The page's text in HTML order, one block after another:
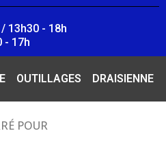
13h30 - 18h
- 17h
OUTILLAGES DRAISIENNE
POUR